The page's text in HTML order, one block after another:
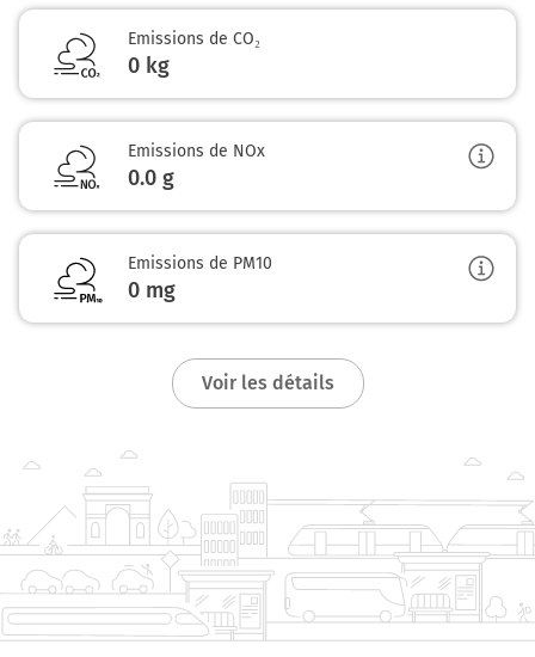
Emissions de CO₂
0 kg
Emissions de NOx
0.0 g
Emissions de PM10
0 mg
Voir les détails